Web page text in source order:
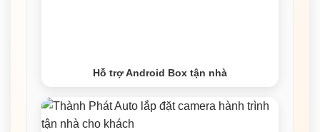
Hỗ trợ Android Box tận nhà